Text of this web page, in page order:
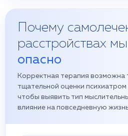
Почему
расстройствах
опасно
Корректная терапия возможна
тщательной оценки
чтобы выявить тип
влияние на повседневную